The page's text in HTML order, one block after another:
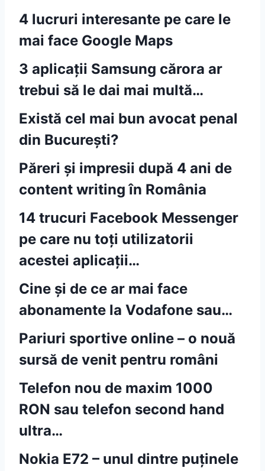
4 lucruri interesante pe care le
mai face Google Maps
3 aplicații Samsung cărora ar
trebui să le dai mai multă…
Există cel mai bun avocat penal
din București?
Păreri și impresii după 4 ani de
content writing în România
14 trucuri Facebook Messenger
pe care nu toți utilizatorii
acestei aplicații…
Cine și de ce ar mai face
abonamente la Vodafone sau…
Pariuri sportive online – o nouă
sursă de venit pentru români
Telefon nou de maxim 1000
RON sau telefon second hand
ultra…
Nokia E72 – unul dintre puținele